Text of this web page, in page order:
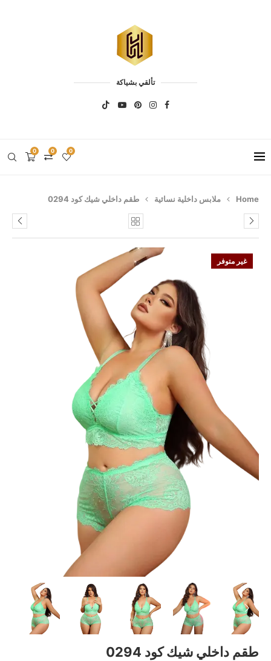
تألقي بشياكة
0 0 0
Home ملابس داخلية نسائية طقم داخلي شيك كود 0294
غير متوفر
طقم داخلي شيك كود 0294